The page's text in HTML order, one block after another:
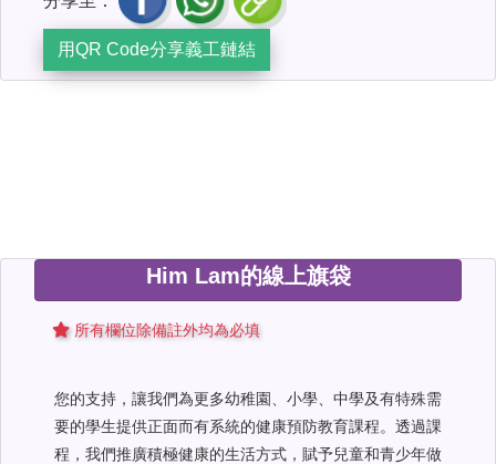
用QR Code分享義工鏈結
Him Lam的線上旗袋
所有欄位除備註外均為必填
您的支持，讓我們為更多幼稚園、小學、中學及有特殊需
要的學生提供正面而有系統的健康預防教育課程。透過課
程，我們推廣積極健康的生活方式，賦予兒童和青少年做